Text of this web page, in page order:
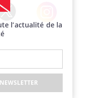
Instagram
l’actualité de la